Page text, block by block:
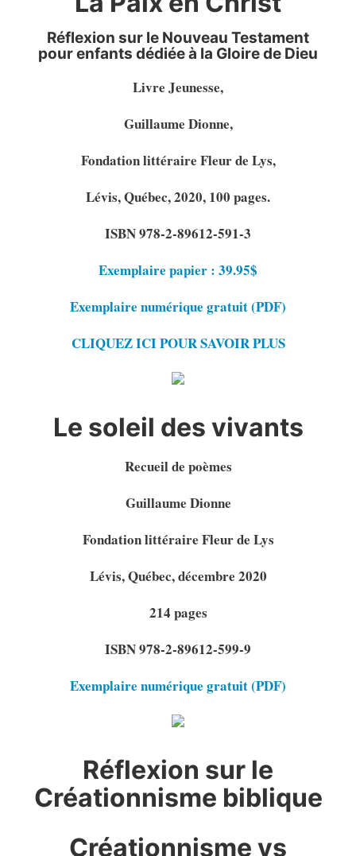
Réflexion sur le Nouveau Testament
pour enfants dédiée à la Gloire de Dieu
Livre Jeunesse,
Guillaume Dionne,
Fondation littéraire Fleur de Lys,
Lévis, Québec, 2020, 100 pages.
ISBN 978-2-89612-591-3
Exemplaire papier : 39.95$
Exemplaire numérique gratuit (PDF)
CLIQUEZ ICI POUR SAVOIR PLUS
Le soleil des vivants
Recueil de poèmes
Guillaume Dionne
Fondation littéraire Fleur de Lys
Lévis, Québec, décembre 2020
214 pages
ISBN 978-2-89612-599-9
Exemplaire numérique gratuit (PDF)
Réflexion sur le
Créationnisme biblique
Créationnisme vs